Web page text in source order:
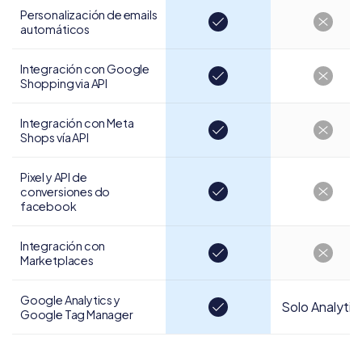
Personalización deemails
automáticos
Integración con Google
Shopping via API
Integración conMeta
Shops vía API
Pixel y API de
conversiones do
facebook
Integración con
Marketplaces
Google Analytics y
Google Tag Manager
Solo